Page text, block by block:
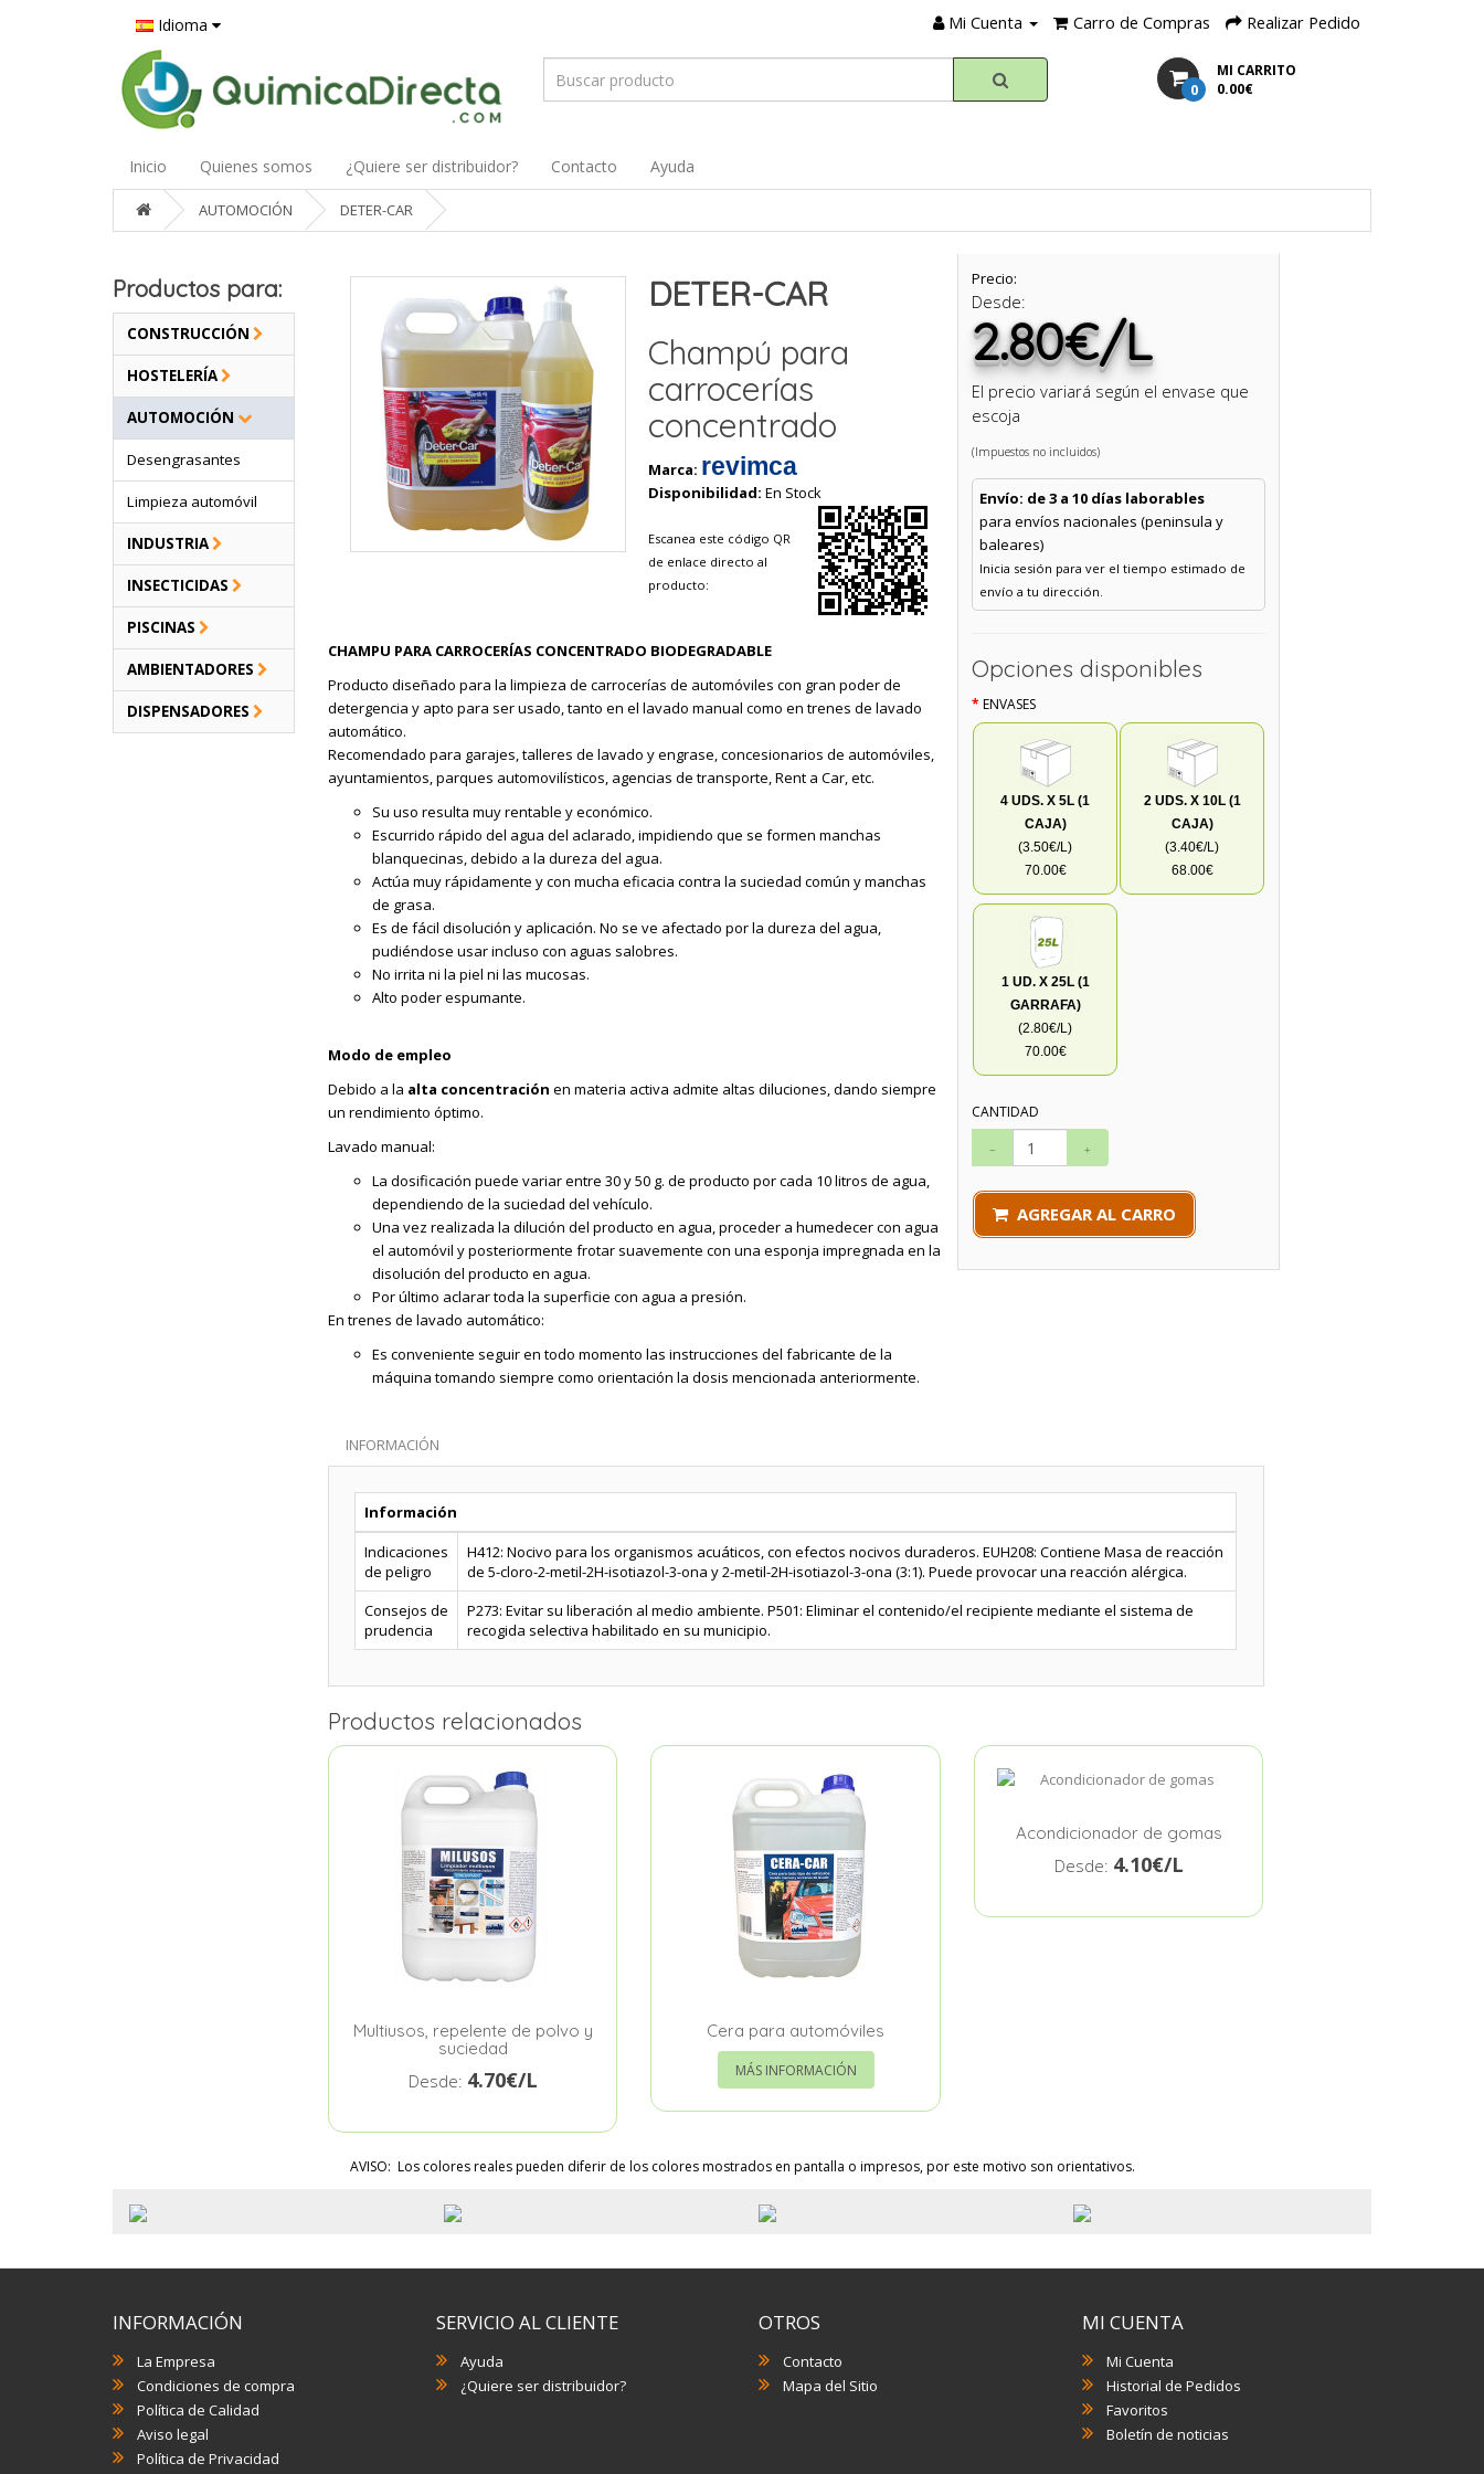
Idioma Mi Cuenta Carro de Compras Realizar Pedido
MI CARRITO
0 0.00€
Inicio Quienes somos ¿Quiere ser distribuidor? Contacto Ayuda
AUTOMOCIÓN DETER-CAR
Productos para:
CONSTRUCCIÓN
HOSTELERÍA
AUTOMOCIÓN
Desengrasantes
Limpieza automóvil
INDUSTRIA
INSECTICIDAS
PISCINAS
AMBIENTADORES
DISPENSADORES
DETER-CAR
Champú para
carrocerías
concentrado
Marca: revimca
Disponibilidad: En Stock
Escanea este código QR
de enlace directo al
producto:
CHAMPU PARA CARROCERÍAS CONCENTRADO BIODEGRADABLE
Producto diseñado para la limpieza de carrocerías de automóviles con gran poder de
detergencia y apto para ser usado, tanto en el lavado manual como en trenes de lavado
automático.
Recomendado para garajes, talleres de lavado y engrase, concesionarios de automóviles,
ayuntamientos, parques automovilísticos, agencias de transporte, Rent a Car, etc.
Su uso resulta muy rentable y económico.
Escurrido rápido del agua del aclarado, impidiendo que se formen manchas
blanquecinas, debido a la dureza del agua.
Actúa muy rápidamente y con mucha eficacia contra la suciedad común y manchas
de grasa.
Es de fácil disolución y aplicación. No se ve afectado por la dureza del agua,
pudiéndose usar incluso con aguas salobres.
No irrita ni la piel ni las mucosas.
Alto poder espumante.
Modo de empleo
Debido a la alta concentración en materia activa admite altas diluciones, dando siempre
un rendimiento óptimo.
Lavado manual:
La dosificación puede variar entre 30 y 50 g. de producto por cada 10 litros de agua,
dependiendo de la suciedad del vehículo.
Una vez realizada la dilución del producto en agua, proceder a humedecer con agua
el automóvil y posteriormente frotar suavemente con una esponja impregnada en la
disolución del producto en agua.
Por último aclarar toda la superficie con agua a presión.
En trenes de lavado automático:
Es conveniente seguir en todo momento las instrucciones del fabricante de la
máquina tomando siempre como orientación la dosis mencionada anteriormente.
Precio:
Desde:
2.80€/L
El precio variará según el envase que
escoja
(Impuestos no incluidos)
Envío: de 3 a 10 días laborables
para envíos nacionales (peninsula y
baleares)
Inicia sesión para ver el tiempo estimado de
envío a tu dirección.
Opciones disponibles
ENVASES
4 UDS. X 5L (1
CAJA)
(3.50€/L)
70.00€
2 UDS. X 10L (1
CAJA)
(3.40€/L)
68.00€
1 UD. X 25L (1
GARRAFA)
(2.80€/L)
70.00€
CANTIDAD
AGREGAR AL CARRO
INFORMACIÓN
Información
Indicaciones
de peligro
H412: Nocivo para los organismos acuáticos, con efectos nocivos duraderos. EUH208: Contiene Masa de reacción
de 5-cloro-2-metil-2H-isotiazol-3-ona y 2-metil-2H-isotiazol-3-ona (3:1). Puede provocar una reacción alérgica.
Consejos de
prudencia
P273: Evitar su liberación al medio ambiente. P501: Eliminar el contenido/el recipiente mediante el sistema de
recogida selectiva habilitado en su municipio.
Productos relacionados
Multiusos, repelente de polvo y
suciedad
Desde: 4.70€/L
Cera para automóviles
MÁS INFORMACIÓN
Acondicionador de gomas
Desde: 4.10€/L
AVISO: Los colores reales pueden diferir de los colores mostrados en pantalla o impresos, por este motivo son orientativos.
INFORMACIÓN
La Empresa
Condiciones de compra
Política de Calidad
Aviso legal
Política de Privacidad
SERVICIO AL CLIENTE
Ayuda
¿Quiere ser distribuidor?
OTROS
Contacto
Mapa del Sitio
MI CUENTA
Mi Cuenta
Historial de Pedidos
Favoritos
Boletín de noticias